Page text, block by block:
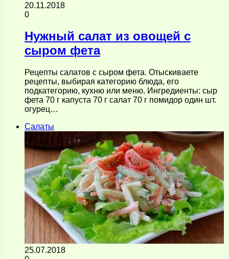
20.11.2018
0
Нужный салат из овощей с
сыром фета
Рецепты салатов с сыром фета. Отыскиваете
рецепты, выбирая категорию блюда, его
подкатегорию, кухню или меню. Ингредиенты: сыр
фета 70 г капуста 70 г салат 70 г помидор один шт.
огурец…
Салаты
25.07.2018